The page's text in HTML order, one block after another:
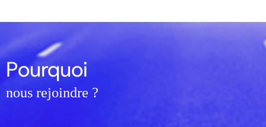
Pourquoi
nous rejoindre ?